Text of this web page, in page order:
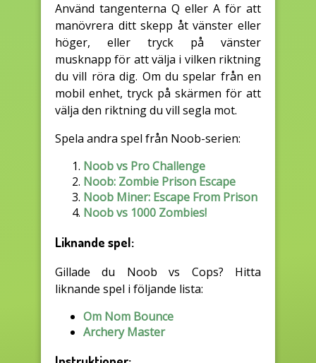
Använd tangenterna Q eller A för att
manövrera ditt skepp åt vänster eller
höger, eller tryck på vänster
musknapp för att välja i vilken riktning
du vill röra dig. Om du spelar från en
mobil enhet, tryck på skärmen för att
välja den riktning du vill segla mot.
Spela andra spel från Noob-serien:
Noob vs Pro Challenge
Noob: Zombie Prison Escape
Noob Miner: Escape From Prison
Noob vs 1000 Zombies!
Liknande spel:
Gillade du Noob vs Cops? Hitta
liknande spel i följande lista:
Om Nom Bounce
Archery Master